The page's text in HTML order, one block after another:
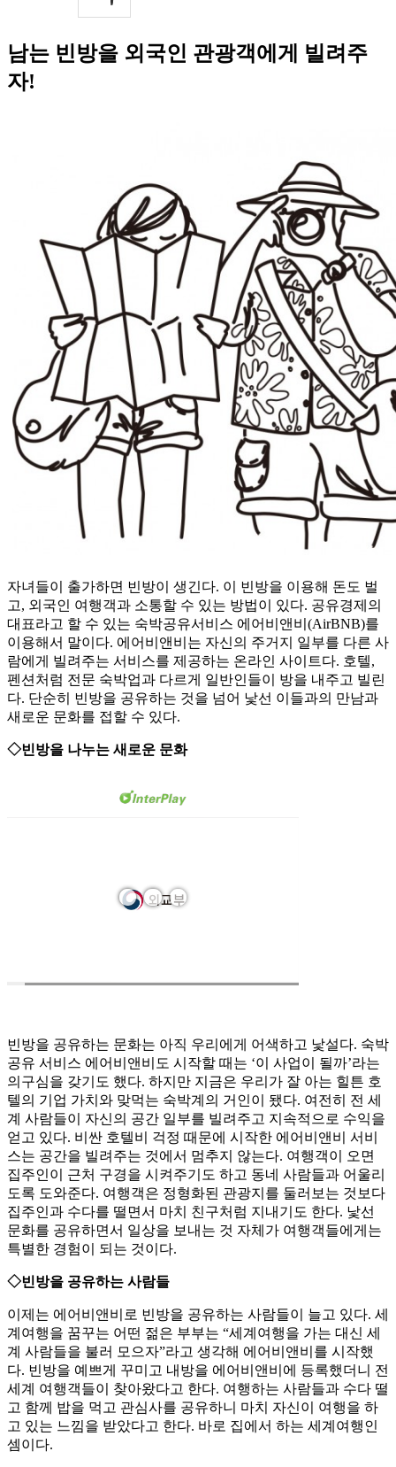
남는 빈방을 외국인 관광객에게 빌려주
자!
자녀들이 출가하면 빈방이 생긴다. 이 빈방을 이용해 돈도 벌
고, 외국인 여행객과 소통할 수 있는 방법이 있다. 공유경제의
대표라고 할 수 있는 숙박공유서비스 에어비앤비(AirBNB)를
이용해서 말이다. 에어비앤비는 자신의 주거지 일부를 다른 사
람에게 빌려주는 서비스를 제공하는 온라인 사이트다. 호텔,
펜션처럼 전문 숙박업과 다르게 일반인들이 방을 내주고 빌린
다. 단순히 빈방을 공유하는 것을 넘어 낯선 이들과의 만남과
새로운 문화를 접할 수 있다.
◇빈방을 나누는 새로운 문화
빈방을 공유하는 문화는 아직 우리에게 어색하고 낯설다. 숙박
공유 서비스 에어비앤비도 시작할 때는 ‘이 사업이 될까’라는
의구심을 갖기도 했다. 하지만 지금은 우리가 잘 아는 힐튼 호
텔의 기업 가치와 맞먹는 숙박계의 거인이 됐다. 여전히 전 세
계 사람들이 자신의 공간 일부를 빌려주고 지속적으로 수익을
얻고 있다. 비싼 호텔비 걱정 때문에 시작한 에어비앤비 서비
스는 공간을 빌려주는 것에서 멈추지 않는다. 여행객이 오면
집주인이 근처 구경을 시켜주기도 하고 동네 사람들과 어울리
도록 도와준다. 여행객은 정형화된 관광지를 둘러보는 것보다
집주인과 수다를 떨면서 마치 친구처럼 지내기도 한다. 낯선
문화를 공유하면서 일상을 보내는 것 자체가 여행객들에게는
특별한 경험이 되는 것이다.
◇빈방을 공유하는 사람들
이제는 에어비앤비로 빈방을 공유하는 사람들이 늘고 있다. 세
계여행을 꿈꾸는 어떤 젊은 부부는 “세계여행을 가는 대신 세
계 사람들을 불러 모으자”라고 생각해 에어비앤비를 시작했
다. 빈방을 예쁘게 꾸미고 내방을 에어비앤비에 등록했더니 전
세계 여행객들이 찾아왔다고 한다. 여행하는 사람들과 수다 떨
고 함께 밥을 먹고 관심사를 공유하니 마치 자신이 여행을 하
고 있는 느낌을 받았다고 한다. 바로 집에서 하는 세계여행인
셈이다.